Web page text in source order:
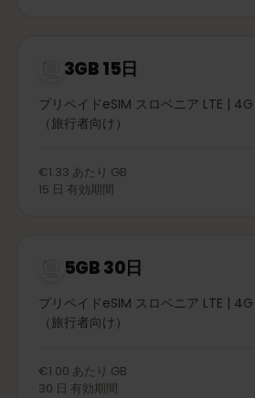
3GB 15日
プリペイドeSIM スロベニア LTE |
（旅行者向け）
€1.33 あたり GB
15 日 有効期間
5GB 30日
プリペイドeSIM スロベニア LTE |
（旅行者向け）
€1.00 あたり GB
30 日 有効期間